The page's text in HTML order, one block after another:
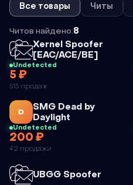
Все товары Читы
Читов найдено:8
Чит
Xernel Spoofer
[EAC/ACE/BE]
XERNEL
SPOOFER
[EAC/ACE/BE]
Undetected
5 ₽
515 продаж
D Чит
SMG Dead by
Daylight
SMG DEAD
Undetected
200 ₽
42 продажи
Чит
UBGG Spoofer